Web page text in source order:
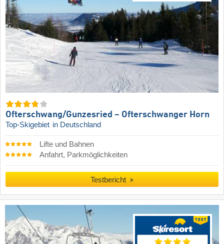
Ofterschwang/​Gunzesried – Ofterschwanger Horn
Top-Skigebiet in Deutschland
Lifte und Bahnen
Anfahrt, Parkmöglichkeiten
Testbericht